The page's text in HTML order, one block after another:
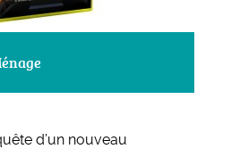
d’un nouveau